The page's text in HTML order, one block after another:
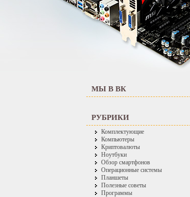
МЫ В ВК
РУБРИКИ
Комплектующие
Компьютеры
Криптовалюты
Ноутбуки
Обзор смартфонов
Операционные системы
Планшеты
Полезные советы
Программы